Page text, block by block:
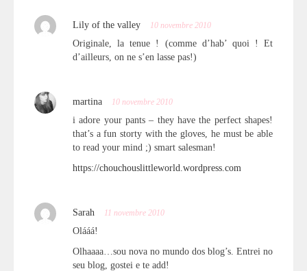
Lily of the valley 10 novembre 2010
Originale, la tenue ! (comme d’hab’ quoi ! Et
d’ailleurs, on ne s’en lasse pas!)
martina 10 novembre 2010
i adore your pants – they have the perfect shapes!
that’s a fun storty with the gloves, he must be able
to read your mind ;) smart salesman!
https://chouchouslittleworld.wordpress.com
Sarah 11 novembre 2010
Olááá!
Olhaaaa…sou nova no mundo dos blog’s. Entrei no
seu blog, gostei e te add!